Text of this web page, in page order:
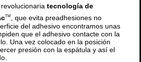
tecnología de
TM
, que evita preadhesiones no
del adhesivo encontramos unas
que el adhesivo contacte con la
Una vez colocado en la posición
presión con la espátula y así el